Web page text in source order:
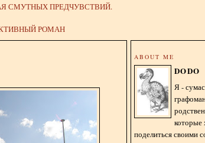
СМУТНЫХ ПРЕДЧУВСТВИЙ.
РОМАН
ABOUT ME
DODO
Я -
которые
поделиться своими